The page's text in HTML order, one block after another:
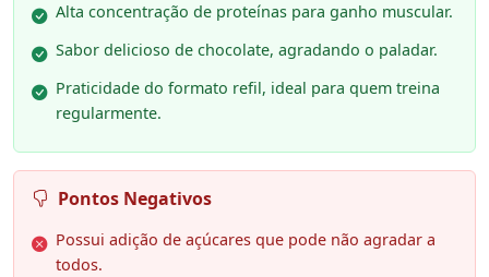
Alta concentração de proteínas para ganho muscular.
Sabor delicioso de chocolate, agradando o paladar.
Praticidade do formato refil, ideal para quem treina
regularmente.
Pontos Negativos
Possui adição de açúcares que pode não agradar a
todos.